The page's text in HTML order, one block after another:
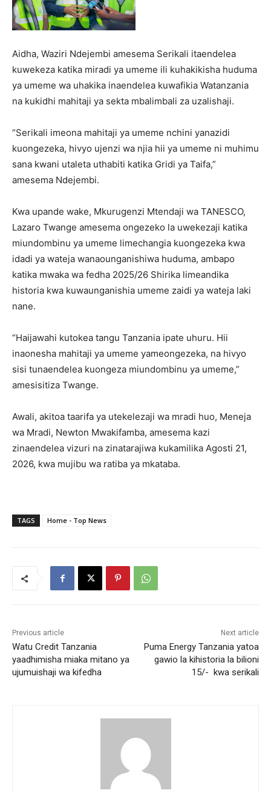
Aidha, Waziri Ndejembi amesema Serikali itaendelea
kuwekeza katika miradi ya umeme ili kuhakikisha huduma
ya umeme wa uhakika inaendelea kuwafikia Watanzania
na kukidhi mahitaji ya sekta mbalimbali za uzalishaji.
“Serikali imeona mahitaji ya umeme nchini yanazidi
kuongezeka, hivyo ujenzi wa njia hii ya umeme ni muhimu
sana kwani utaleta uthabiti katika Gridi ya Taifa,”
amesema Ndejembi.
Kwa upande wake, Mkurugenzi Mtendaji wa TANESCO,
Lazaro Twange amesema ongezeko la uwekezaji katika
miundombinu ya umeme limechangia kuongezeka kwa
idadi ya wateja wanaounganishiwa huduma, ambapo
katika mwaka wa fedha 2025/26 Shirika limeandika
historia kwa kuwaunganishia umeme zaidi ya wateja laki
nane.
“Haijawahi kutokea tangu Tanzania ipate uhuru. Hii
inaonesha mahitaji ya umeme yameongezeka, na hivyo
sisi tunaendelea kuongeza miundombinu ya umeme,”
amesisitiza Twange.
Awali, akitoa taarifa ya utekelezaji wa mradi huo, Meneja
wa Mradi, Newton Mwakifamba, amesema kazi
zinaendelea vizuri na zinatarajiwa kukamilika Agosti 21,
2026, kwa mujibu wa ratiba ya mkataba.
TAGS Home - Top News
Previous article
Watu Credit Tanzania
yaadhimisha miaka mitano ya
ujumuishaji wa kifedha
Next article
Puma Energy Tanzania yatoa
gawio la kihistoria la bilioni
15/- kwa serikali